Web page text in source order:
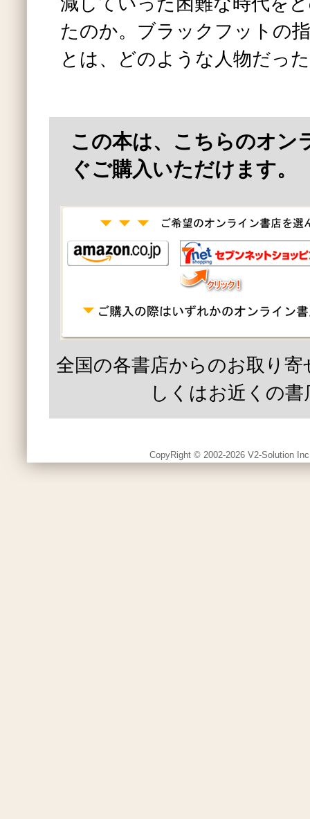
たのか。ブラックフットの
とは、どのような人物だっ
この本は、こちらのオン
ぐご購入いただけます。
全国の各書店からのお取り
しくはお近くの書
CopyRight © 2002-2026 V2-Solution